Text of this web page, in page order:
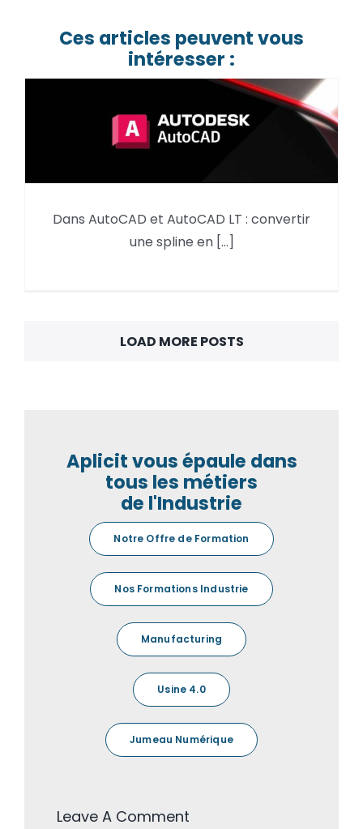
Ces articles peuvent vous
intéresser :
Convertir une spline en
polyligne
Dans AutoCAD et AutoCAD LT : convertir
une spline en [...]
LOAD MORE POSTS
Aplicit vous épaule dans
tous les métiers
de l'Industrie
Notre Offre de Formation
Nos Formations Industrie
Manufacturing
Usine 4.0
Jumeau Numérique
Leave A Comment